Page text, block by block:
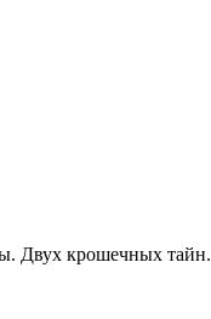
Двух крошечных тайн.